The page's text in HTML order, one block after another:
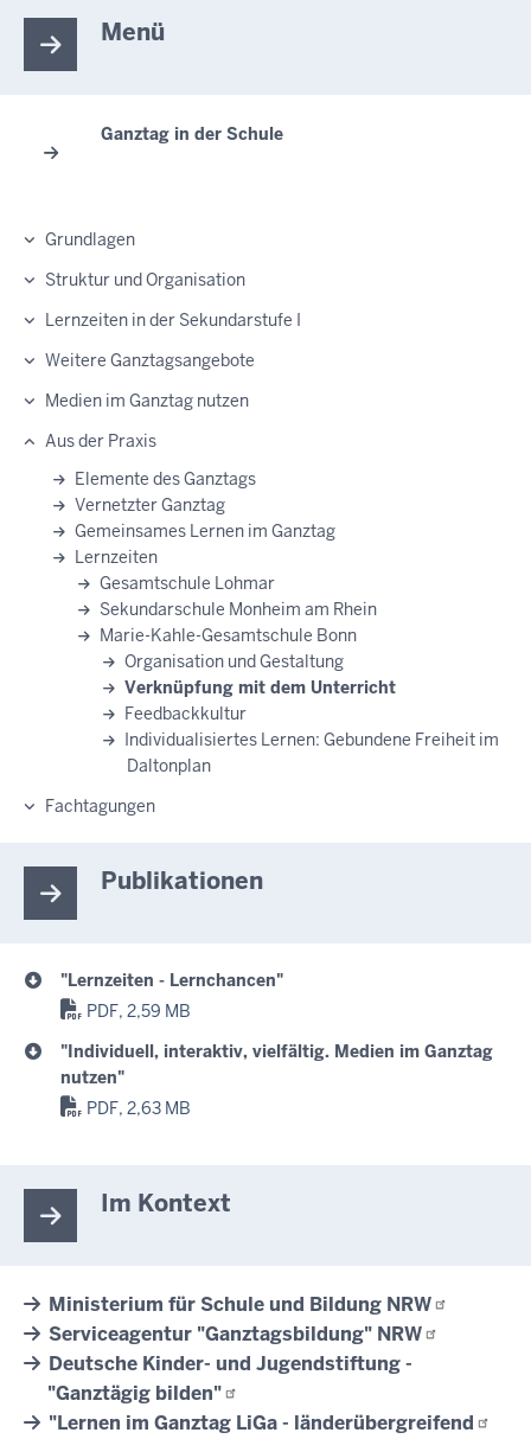
Menü
Ganztag in der Schule
Grundlagen
Struktur und Organisation
Lernzeiten in der Sekundarstufe I
Weitere Ganztagsangebote
Medien im Ganztag nutzen
Aus der Praxis
Elemente des Ganztags
Vernetzter Ganztag
Gemeinsames Lernen im Ganztag
Lernzeiten
Gesamtschule Lohmar
Sekundarschule Monheim am Rhein
Marie-Kahle-Gesamtschule Bonn
Organisation und Gestaltung
Verknüpfung mit dem Unterricht
Feedbackkultur
Individualisiertes Lernen: Gebundene Freiheit im
Daltonplan
Fachtagungen
Publikationen
"Lernzeiten - Lernchancen"
PDF, 2,59 MB
"Individuell, interaktiv, vielfältig. Medien im Ganztag
nutzen"
PDF, 2,63 MB
Im Kontext
Ministerium für Schule und Bildung NRW
Serviceagentur "Ganztagsbildung" NRW
Deutsche Kinder- und Jugendstiftung -
"Ganztägig bilden"
"Lernen im Ganztag LiGa - länderübergreifend